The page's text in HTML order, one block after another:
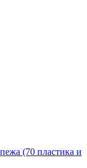
(70 пластика и